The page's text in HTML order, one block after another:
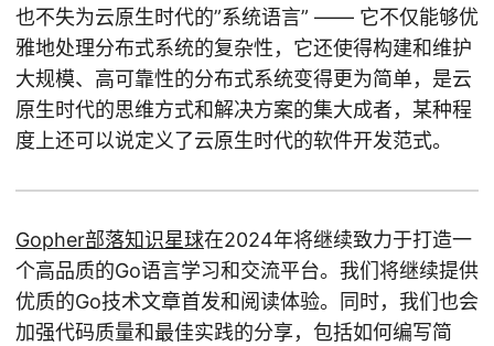
也不失为云原生时代的”系统语言” —— 它不仅能够优
雅地处理分布式系统的复杂性，它还使得构建和维护
大规模、高可靠性的分布式系统变得更为简单，是云
原生时代的思维方式和解决方案的集大成者，某种程
度上还可以说定义了云原生时代的软件开发范式。
Gopher部落知识星球在2024年将继续致力于打造一
个高品质的Go语言学习和交流平台。我们将继续提供
优质的Go技术文章首发和阅读体验。同时，我们也会
加强代码质量和最佳实践的分享，包括如何编写简